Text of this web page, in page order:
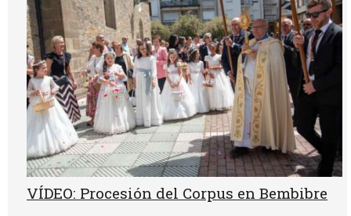
VÍDEO: Procesión del Corpus en Bembibre